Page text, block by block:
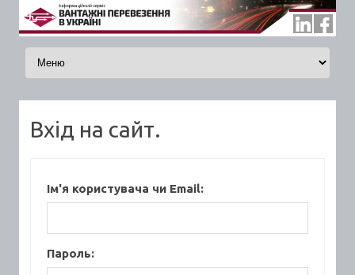
Skip to content
Вхід на сайт.
Ім'я користувача чи Email:
Пароль: